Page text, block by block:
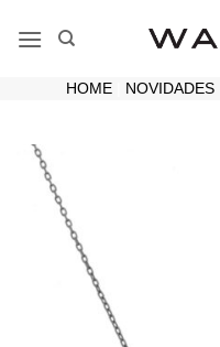
HOME| NOVIDADES|